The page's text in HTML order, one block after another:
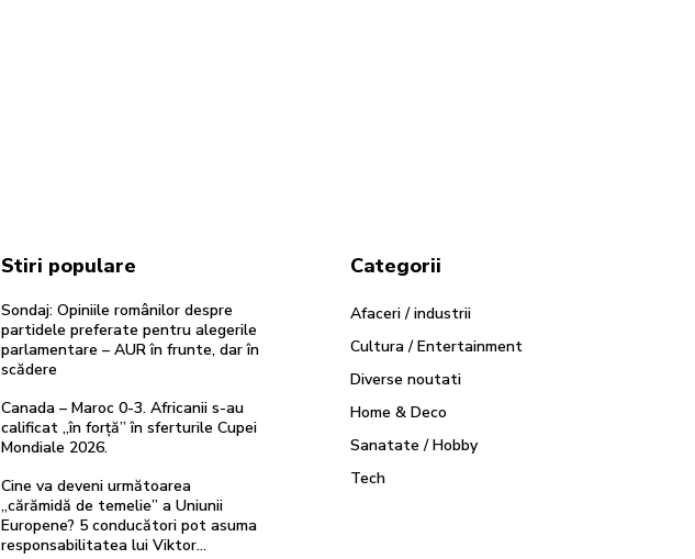
Stiri populare
Sondaj: Opiniile românilor despre
partidele preferate pentru alegerile
parlamentare – AUR în frunte, dar în
scădere
Canada – Maroc 0-3. Africanii s-au
calificat „în forță” în sferturile Cupei
Mondiale 2026.
Cine va deveni următoarea
„cărămidă de temelie” a Uniunii
Europene? 5 conducători pot asuma
responsabilitatea lui Viktor…
Categorii
Afaceri / industrii
Cultura / Entertainment
Diverse noutati
Home & Deco
Sanatate / Hobby
Tech